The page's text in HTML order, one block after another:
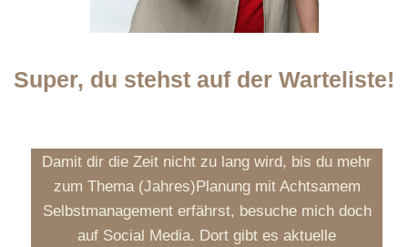
Super, du stehst auf der Warteliste!
Damit dir die Zeit nicht zu lang wird, bis du mehr
zum Thema (Jahres)Planung mit Achtsamem
Selbstmanagement erfährst, besuche mich doch
auf Social Media. Dort gibt es aktuelle